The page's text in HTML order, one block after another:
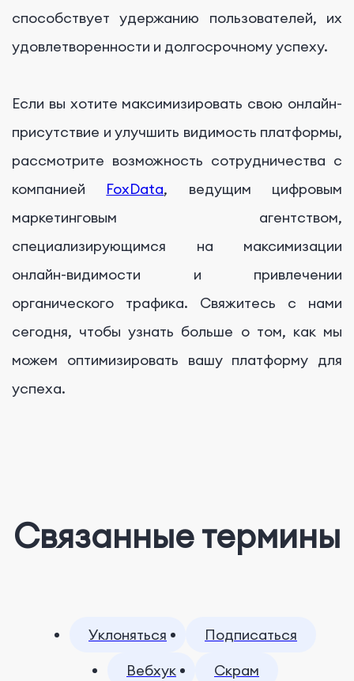
способствует удержанию пользователей, их
удовлетворенности и долгосрочному успеху.
Если вы хотите максимизировать свою онлайн-
присутствие и улучшить видимость платформы,
рассмотрите возможность сотрудничества с
компанией FoxData, ведущим цифровым
маркетинговым агентством,
специализирующимся на максимизации
онлайн-видимости и привлечении
органического трафика. Свяжитесь с нами
сегодня, чтобы узнать больше о том, как мы
можем оптимизировать вашу платформу для
успеха.
Связанные термины
Уклоняться
Подписаться
Вебхук
Скрам